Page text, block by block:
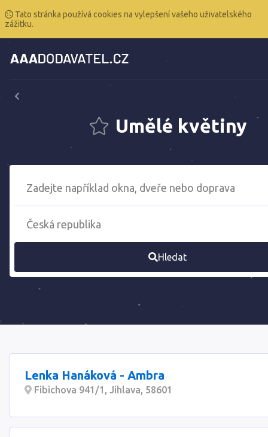
Tato stránka používá cookies na vylepšení vašeho uživatelského
zážitku.
Umělé květiny
Hledat
Lenka Hanáková - Ambra
Fibichova 941/1, Jihlava, 58601